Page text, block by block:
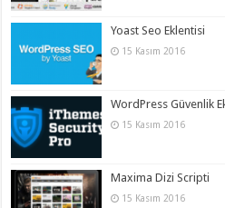
Yoast Seo Eklentisi
15 Kasım 2016
WordPress Güvenlik
15 Kasım 2016
Maxima Dizi Scripti
15 Kasım 2016